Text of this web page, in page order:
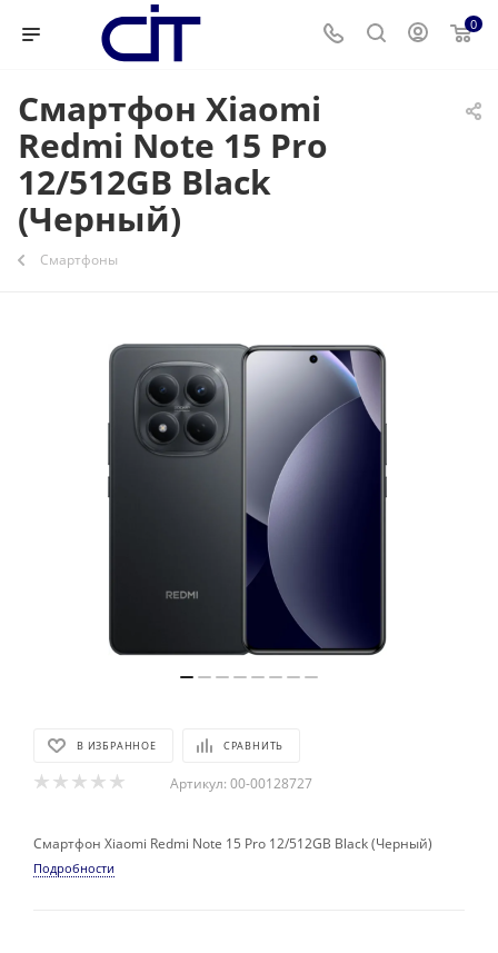
0
Смартфон Xiaomi
Redmi Note 15 Pro
12/512GB Black
(Черный)
Смартфоны
В ИЗБРАННОЕ СРАВНИТЬ
Артикул: 00-00128727
Смартфон Xiaomi Redmi Note 15 Pro 12/512GB Black (Черный)
Подробности